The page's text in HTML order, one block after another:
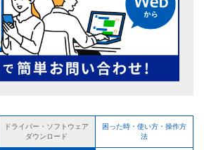
ドライバー・ソフトウェア
ダウンロード
困った時・使い方・操作方
法